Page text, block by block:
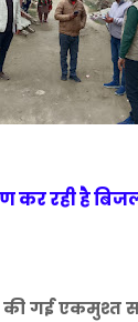
रही है
गई एकमुश्त